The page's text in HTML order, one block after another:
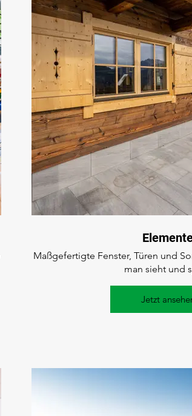
Maßgefertigte Fenster, Türen und
man sieht und
Jetzt